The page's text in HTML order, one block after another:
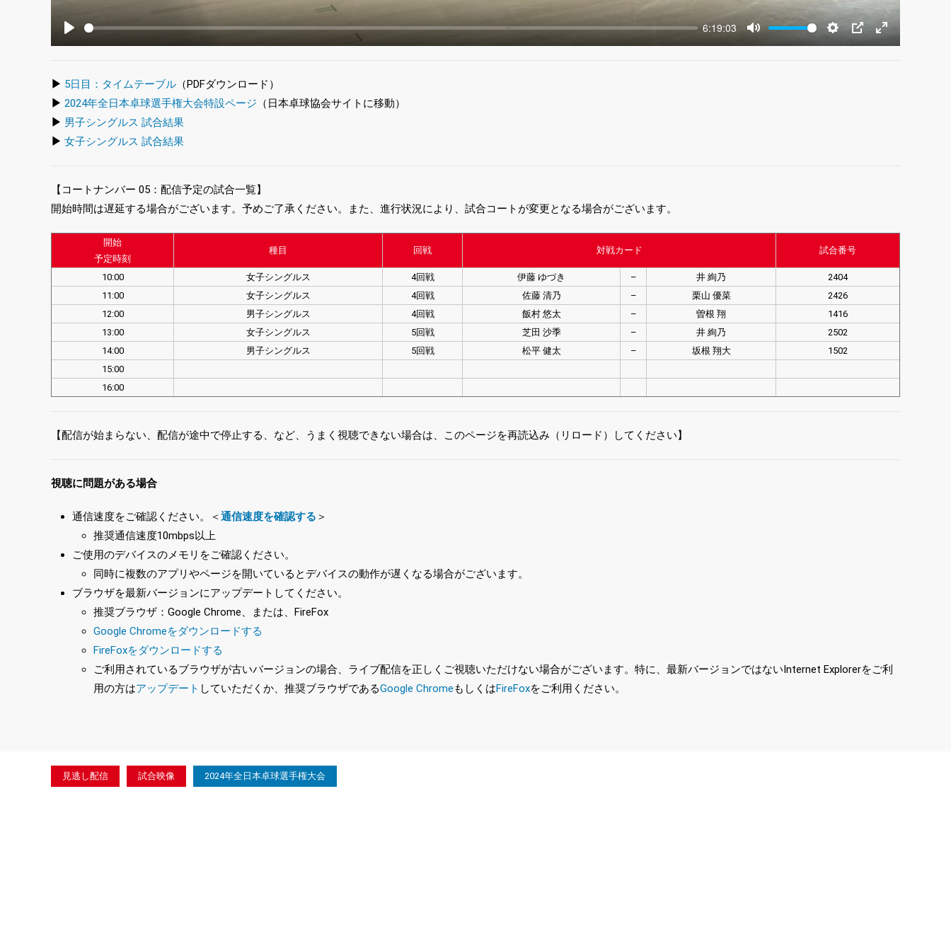
Play
6:19:03
Mute Settings
PIP Enter
▶ 5日目：タイムテーブル （PDFダウンロード）
▶ 2024年全日本卓球選手権大会特設ページ （日本卓球協会サイトに移動）
▶ 男子シングルス 試合結果
▶ 女子シングルス 試合結果
【コートナンバー 05：配信予定の試合一覧】
開始時間は遅延する場合がございます。予めご了承ください。また、進行状況により、試合コートが変更となる場合がございます。
開始
予定時刻
種目 回戦 対戦カード 試合番号
10:00 女子シングルス 4回戦 伊藤 ゆづき – 井 絢乃
2404
11:00
女子シングルス 4回戦 佐藤 清乃 – 栗山 優菜
2426
12:00
男子シングルス 4回戦 飯村 悠太 – 曽根 翔
1416
13:00
女子シングルス 5回戦 芝田 沙季 – 井 絢乃
2502
14:00
男子シングルス 5回戦 松平 健太 – 坂根 翔大
1502
15:00
16:00
【配信が始まらない、配信が途中で停止する、など、うまく視聴できない場合は、このページを再読込み（リロード）してください】
視聴に問題がある場合
通信速度をご確認ください。＜通信速度を確認する ＞
推奨通信速度10mbps以上
ご使用のデバイスのメモリをご確認ください。
同時に複数のアプリやページを開いているとデバイスの動作が遅くなる場合がございます。
ブラウザを最新バージョンにアップデートしてください。
推奨ブラウザ：Google Chrome、または、FireFox
Google Chromeをダウンロードする
FireFoxをダウンロードする
ご利用されているブラウザが古いバージョンの場合、ライブ配信を正しくご視聴いただけない場合がございます。特に、最新バージョンではないInternet Explorerをご利
用の方はアップデート していただくか、推奨ブラウザであるGoogle ChromeもしくはFireFoxをご利用ください。
見逃し配信 試合映像 2024年全日本卓球選手権大会